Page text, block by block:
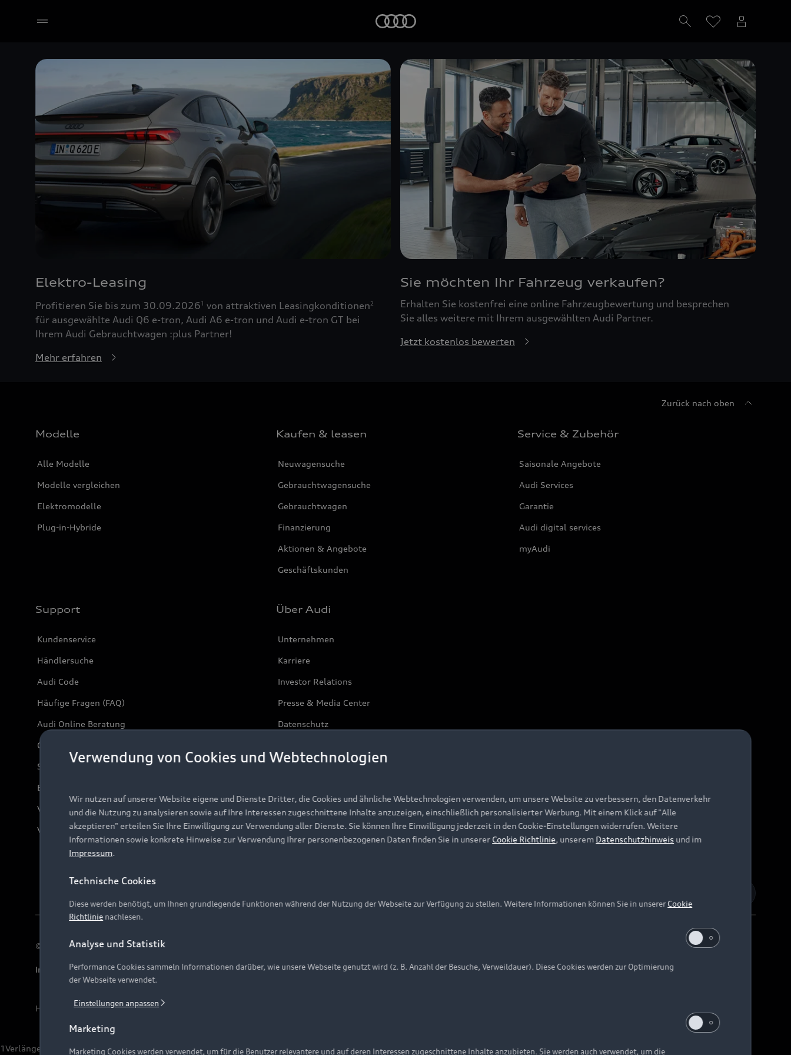
Elektro-Leasing
Profitieren Sie bis zum 30.09.20261 von attraktiven Leasingkonditionen2
für ausgewählte Audi Q6 e-tron, Audi A6 e-tron und Audi e-tron GT bei
Ihrem Audi Gebrauchtwagen :plus Partner!
Mehr erfahren
Sie möchten Ihr Fahrzeug verkaufen?
Erhalten Sie kostenfrei eine online Fahrzeugbewertung und besprechen
Sie alles weitere mit Ihrem ausgewählten Audi Partner.
Jetzt kostenlos bewerten
Zurück nach oben
Modelle
Alle Modelle
Modelle vergleichen
Elektromodelle
Plug-in-Hybride
Kaufen & leasen
Neuwagensuche
Gebrauchtwagensuche
Gebrauchtwagen
Finanzierung
Aktionen & Angebote
Geschäftskunden
Service & Zubehör
Saisonale Angebote
Audi Services
Garantie
Audi digital services
myAudi
Support
Kundenservice
Händlersuche
Audi Code
Häufige Fragen (FAQ)
Audi Online Beratung
Online-Terminvereinbarung
Servicekontakt
Bordbuch & Bedienungsanleitungen
Verträge kündigen
Vertrag widerrufen
Über Audi
Unternehmen
Karriere
Investor Relations
Presse & Media Center
Datenschutz
© 2026 AUDI AG. Alle Rechte vorbehalten
Impressum Rechtliches Hinweisgebersystem Datenschutzinformation Cookie-Einstellungen Cookie-Richtlinie Barrierefreiheit Digital Services Act
Hinweis: Die aktuelle Darstellung und Anordnung der Embleme am Fahrzeug bei allen Abbildungen auf dieser Webseite kann abweichen.
1Verlängerung vorbehalten.
Verwendung von Cookies und Webtechnologien
Wir nutzen auf unserer Website eigene und Dienste Dritter, die Cookies und ähnliche Webtechnologien verwenden, um unsere Website zu verbessern, den Datenverkehr
und die Nutzung zu analysieren sowie auf Ihre Interessen zugeschnittene Inhalte anzuzeigen, einschließlich personalisierter Werbung. Mit einem Klick auf "Alle
akzeptieren" erteilen Sie Ihre Einwilligung zur Verwendung aller Dienste. Sie können Ihre Einwilligung jederzeit in den Cookie-Einstellungen widerrufen. Weitere
Informationen sowie konkrete Hinweise zur Verwendung Ihrer personenbezogenen Daten finden Sie in unserer Cookie Richtlinie, unserem Datenschutzhinweis und im
Impressum.
Technische Cookies
Diese werden benötigt, um Ihnen grundlegende Funktionen während der Nutzung der Webseite zur Verfügung zu stellen. Weitere Informationen können Sie in unsererCookie
Richtlinie nachlesen.
Analyse und Statistik
Performance Cookies sammeln Informationen darüber, wie unsere Webseite genutzt wird (z. B. Anzahl der Besuche, Verweildauer). Diese Cookies werden zur Optimierung
der Webseite verwendet.
Einstellungen anpassen
Marketing
Marketing Cookies werden verwendet, um für die Benutzer relevantere und auf deren Interessen zugeschnittene Inhalte anzubieten. Sie werden auch verwendet, um die